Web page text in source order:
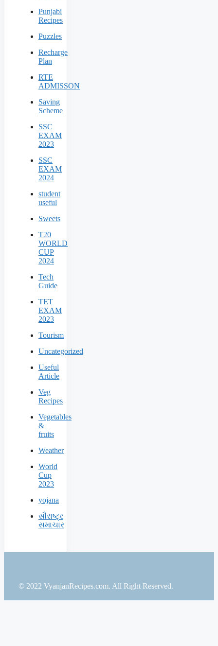
Punjabi
Recipes
Puzzles
Recharge
Plan
RTE
ADMISSON
Saving
Scheme
SSC
EXAM
2023
SSC
EXAM
2024
student
useful
Sweets
T20
WORLD
CUP
2024
Tech
Guide
TET
EXAM
2023
Tourism
Uncategorized
Useful
Article
Veg
Recipes
Vegetables
&
fruits
Weather
World
Cup
2023
yojana
સૌરાષ્ટ્ર
સમાચાર
© 2022 VyanjanRecipes.com. All Right Reserved.